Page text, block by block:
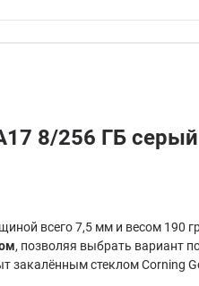
8/256 ГБ серый
всего 7,5 мм и весом
, позволяя выбрать вариант
закалённым стеклом Corning